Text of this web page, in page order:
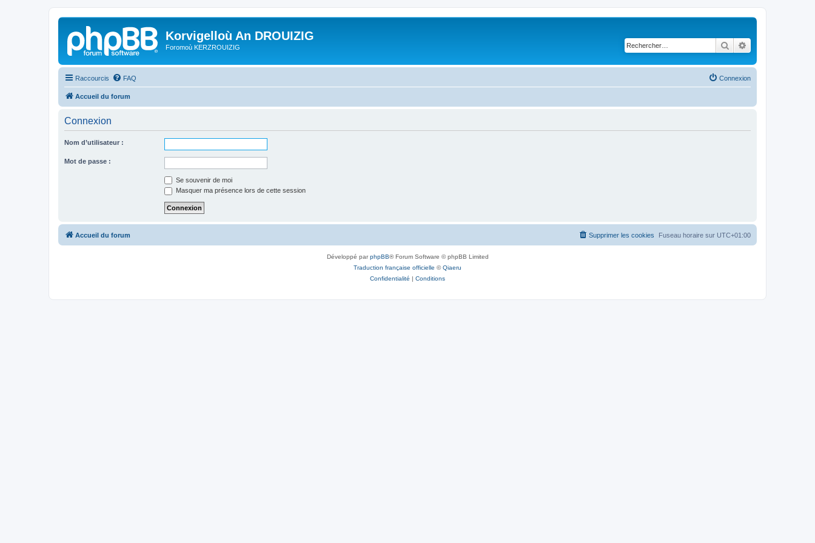
Korvigelloù An DROUIZIG
Foromoù KERZROUIZIG Rechercher
Raccourcis FAQ Connexion
Accueil du forum
Connexion
Nom d’utilisateur :
Mot de passe :
Se souvenir de moi
Masquer ma présence lors de cette session
Accueil du forum Fuseau horaire sur UTC+01:00
Supprimer les cookies
Développé parphpBB® Forum Software © phpBB Limited
Traduction française officielle ©Qiaeru
Confidentialité | Conditions